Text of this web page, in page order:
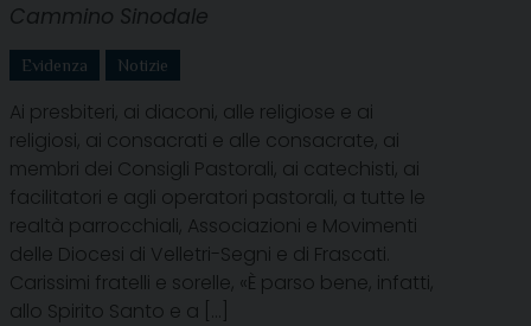
Cammino Sinodale
Evidenza Notizie
Ai presbiteri, ai diaconi, alle religiose e ai
religiosi, ai consacrati e alle consacrate, ai
membri dei Consigli Pastorali, ai catechisti, ai
facilitatori e agli operatori pastorali, a tutte le
realtà parrocchiali, Associazioni e Movimenti
delle Diocesi di Velletri-Segni e di Frascati.
Carissimi fratelli e sorelle, «È parso bene, infatti,
allo Spirito Santo e a […]